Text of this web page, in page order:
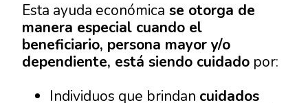
Esta ayuda económica se otorga de
manera especial cuando el
beneficiario, persona mayor y/o
dependiente, está siendo cuidado por:
Individuos que brindan cuidados